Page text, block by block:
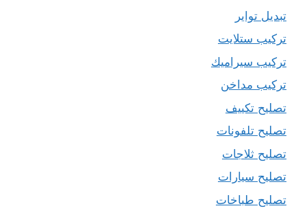
تبديل تواير
تركيب ستلايت
تركيب سيراميك
تركيب مداخن
تصليح تكييف
تصليح تلفونات
تصليح ثلاجات
تصليح سيارات
تصليح طباخات